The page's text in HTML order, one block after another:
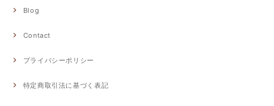
Blog
Contact
プライバシーポリシー
特定商取引法に基づく表記